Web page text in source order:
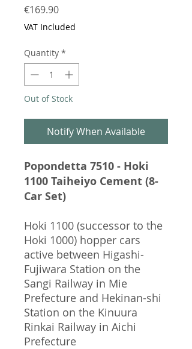
€169.90Price
VAT Included
Quantity *
Out of Stock
Notify When Available
Popondetta 7510 - Hoki
1100 Taiheiyo Cement (8-
Car Set)
Hoki 1100 (successor to the
Hoki 1000) hopper cars
active between Higashi-
Fujiwara Station on the
Sangi Railway in Mie
Prefecture and Hekinan-shi
Station on the Kinuura
Rinkai Railway in Aichi
Prefecture